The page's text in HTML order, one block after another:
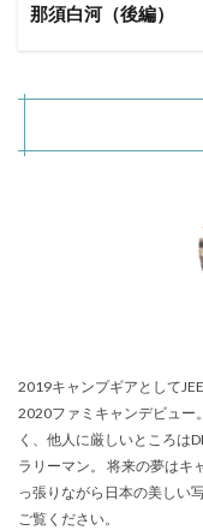
那須白河（後編）
2019キャンプギアとして
2020ファミキャンデビュー
く、他人に厳しいところは
ラリーマン。 将来の夢はキ
っ張りながら日本の美しい
ご覧ください。